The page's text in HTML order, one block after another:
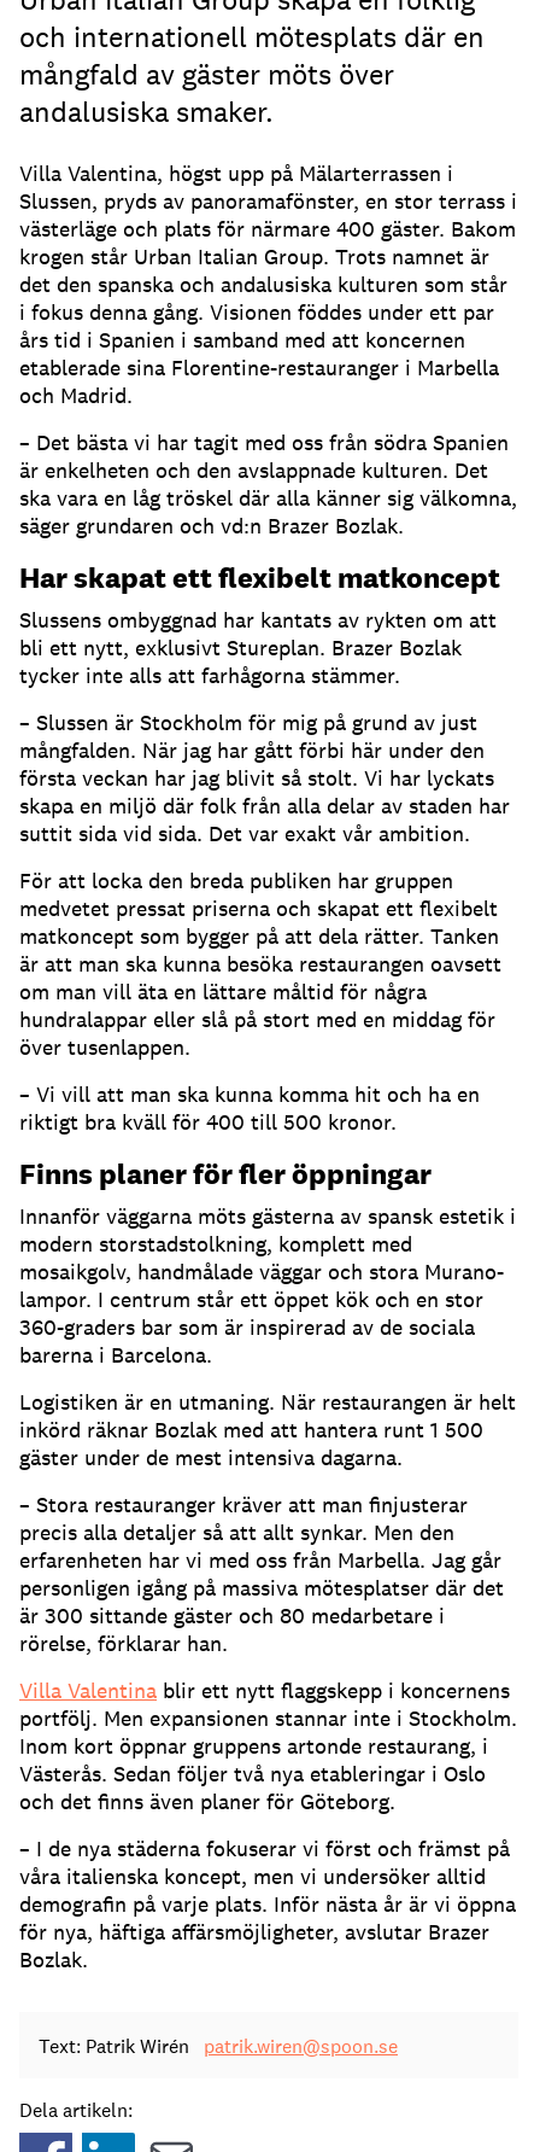
och internationell mötesplats där en
mångfald av gäster möts över
andalusiska smaker.
Villa Valentina, högst upp på Mälarterrassen i
Slussen, pryds av panoramafönster, en stor terrass i
västerläge och plats för närmare 400 gäster. Bakom
krogen står Urban Italian Group. Trots namnet är
det den spanska och andalusiska kulturen som står
i fokus denna gång. Visionen föddes under ett par
års tid i Spanien i samband med att koncernen
etablerade sina Florentine-restauranger i Marbella
och Madrid.
– Det bästa vi har tagit med oss från södra Spanien
är enkelheten och den avslappnade kulturen. Det
ska vara en låg tröskel där alla känner sig välkomna,
säger grundaren och vd:n Brazer Bozlak.
Har skapat ett flexibelt matkoncept
Slussens ombyggnad har kantats av rykten om att
bli ett nytt, exklusivt Stureplan. Brazer Bozlak
tycker inte alls att farhågorna stämmer.
– Slussen är Stockholm för mig på grund av just
mångfalden. När jag har gått förbi här under den
första veckan har jag blivit så stolt. Vi har lyckats
skapa en miljö där folk från alla delar av staden har
suttit sida vid sida. Det var exakt vår ambition.
För att locka den breda publiken har gruppen
medvetet pressat priserna och skapat ett flexibelt
matkoncept som bygger på att dela rätter. Tanken
är att man ska kunna besöka restaurangen oavsett
om man vill äta en lättare måltid för några
hundralappar eller slå på stort med en middag för
över tusenlappen.
– Vi vill att man ska kunna komma hit och ha en
riktigt bra kväll för 400 till 500 kronor.
Finns planer för fler öppningar
Innanför väggarna möts gästerna av spansk estetik i
modern storstadstolkning, komplett med
mosaikgolv, handmålade väggar och stora Murano-
lampor. I centrum står ett öppet kök och en stor
360-graders bar som är inspirerad av de sociala
barerna i Barcelona.
Logistiken är en utmaning. När restaurangen är helt
inkörd räknar Bozlak med att hantera runt 1 500
gäster under de mest intensiva dagarna.
– Stora restauranger kräver att man finjusterar
precis alla detaljer så att allt synkar. Men den
erfarenheten har vi med oss från Marbella. Jag går
personligen igång på massiva mötesplatser där det
är 300 sittande gäster och 80 medarbetare i
rörelse, förklarar han.
Villa Valentina blir ett nytt flaggskepp i koncernens
portfölj. Men expansionen stannar inte i Stockholm.
Inom kort öppnar gruppens artonde restaurang, i
Västerås. Sedan följer två nya etableringar i Oslo
och det finns även planer för Göteborg.
– I de nya städerna fokuserar vi först och främst på
våra italienska koncept, men vi undersöker alltid
demografin på varje plats. Inför nästa år är vi öppna
för nya, häftiga affärsmöjligheter, avslutar Brazer
Bozlak.
Text: Patrik Wirén patrik.wiren@spoon.se
Dela artikeln: